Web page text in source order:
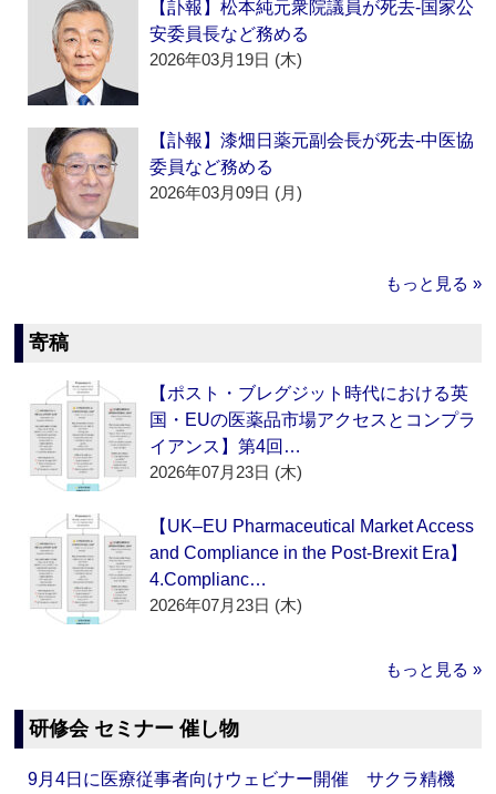
【訃報】松本純元衆院議員が死去‐国家公
安委員長など務める
2026年03月19日 (木)
【訃報】漆畑日薬元副会長が死去‐中医協
委員など務める
2026年03月09日 (月)
もっと見る »
寄稿
【ポスト・ブレグジット時代における英
国・EUの医薬品市場アクセスとコンプラ
イアンス】第4回…
2026年07月23日 (木)
【UK–EU Pharmaceutical Market Access
and Compliance in the Post-Brexit Era】
4.Complianc…
2026年07月23日 (木)
もっと見る »
研修会 セミナー 催し物
9月4日に医療従事者向けウェビナー開催 サクラ精機